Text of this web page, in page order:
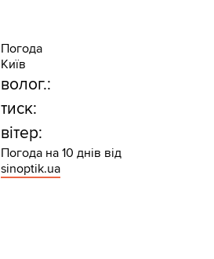
Погода
Київ
волог.:
тиск:
вітер:
Погода на 10 днів від
sinoptik.ua